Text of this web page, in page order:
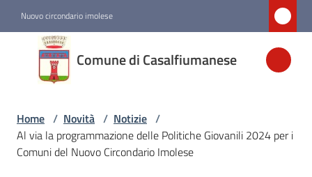
Nuovo circondario imolese
Comune di Casalfiumanese
Comune di
Casalfiumanese
Amministrazione
Home / Novità / Notizie /
Al via la programmazione delle Politiche Giovanili 2024 per i
Comuni del Nuovo Circondario Imolese